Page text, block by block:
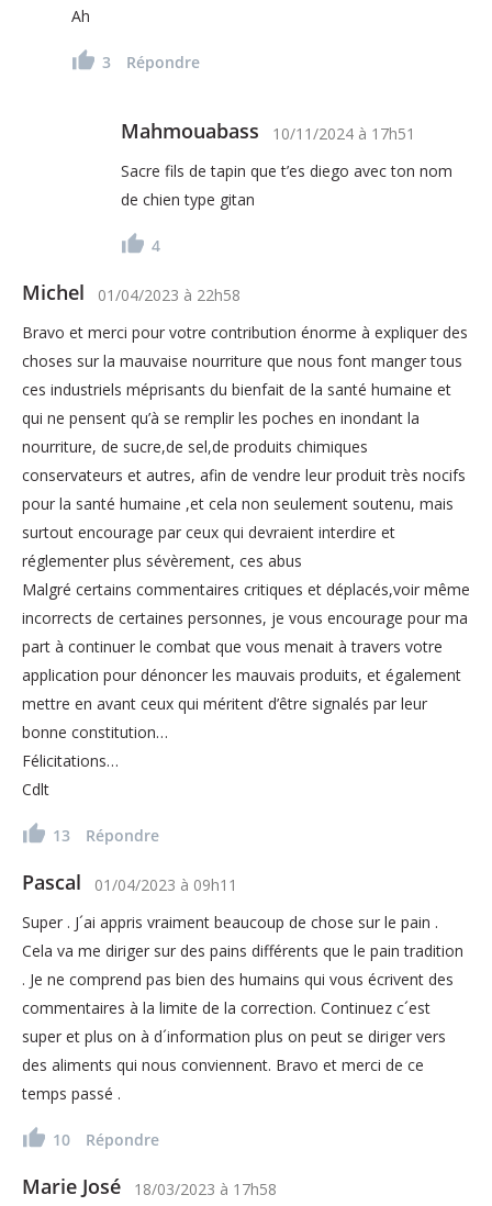
Ah
3 Répondre
Mahmouabass 10/11/2024 à 17h51
Sacre fils de tapin que t’es diego avec ton nom
de chien type gitan
4
Michel 01/04/2023 à 22h58
Bravo et merci pour votre contribution énorme à expliquer des
choses sur la mauvaise nourriture que nous font manger tous
ces industriels méprisants du bienfait de la santé humaine et
qui ne pensent qu’à se remplir les poches en inondant la
nourriture, de sucre,de sel,de produits chimiques
conservateurs et autres, afin de vendre leur produit très nocifs
pour la santé humaine ,et cela non seulement soutenu, mais
surtout encourage par ceux qui devraient interdire et
réglementer plus sévèrement, ces abus
Malgré certains commentaires critiques et déplacés,voir même
incorrects de certaines personnes, je vous encourage pour ma
part à continuer le combat que vous menait à travers votre
application pour dénoncer les mauvais produits, et également
mettre en avant ceux qui méritent d’être signalés par leur
bonne constitution…
Félicitations…
Cdlt
13 Répondre
Pascal 01/04/2023 à 09h11
Super . J´ai appris vraiment beaucoup de chose sur le pain .
Cela va me diriger sur des pains différents que le pain tradition
. Je ne comprend pas bien des humains qui vous écrivent des
commentaires à la limite de la correction. Continuez c´est
super et plus on à d´information plus on peut se diriger vers
des aliments qui nous conviennent. Bravo et merci de ce
temps passé .
10 Répondre
Marie José 18/03/2023 à 17h58